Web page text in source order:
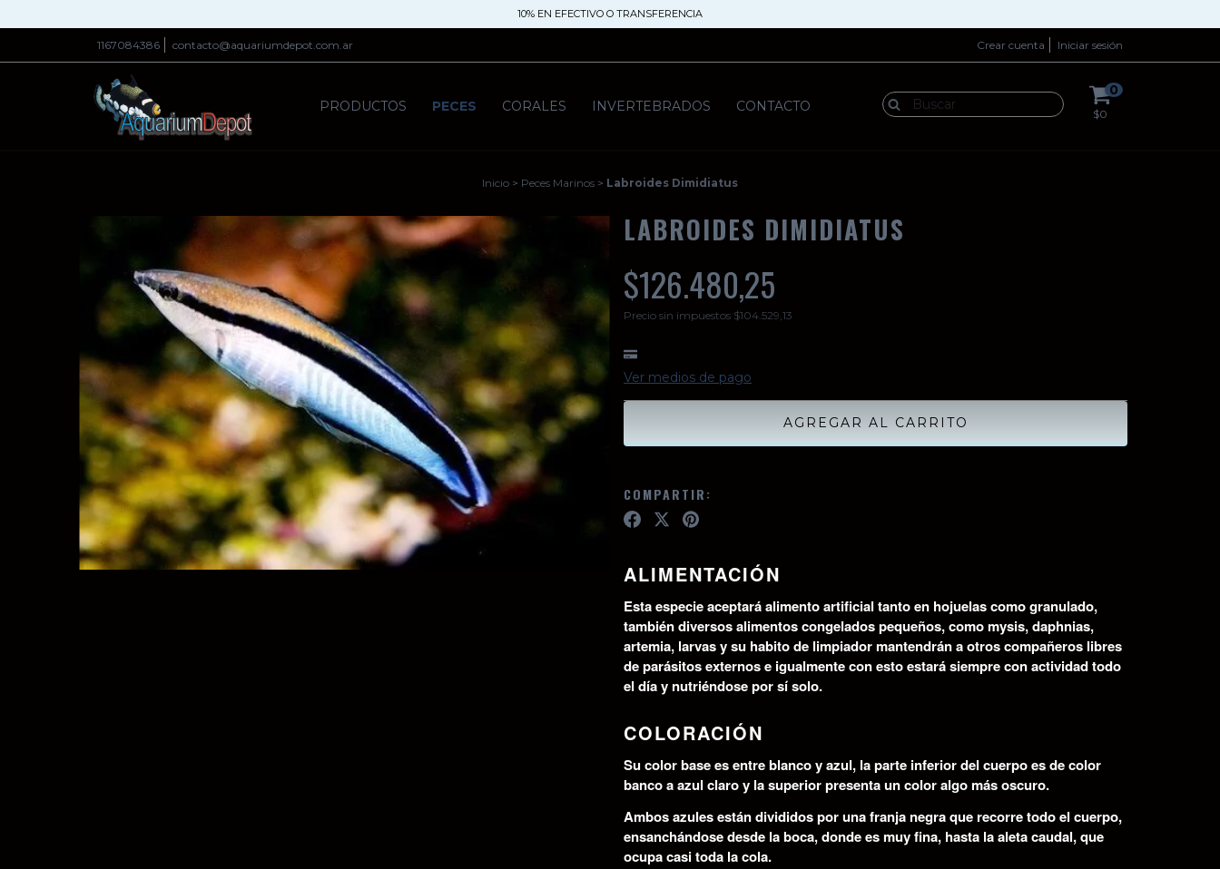
10% EN EFECTIVO O TRANSFERENCIA
1167084386 contacto@aquariumdepot.com.ar Crear cuenta Iniciar sesión
PRODUCTOS PECES CORALES INVERTEBRADOS CONTACTO
0
$0
Inicio > Peces Marinos > Labroides Dimidiatus
LABROIDES DIMIDIATUS
$126.480,25
Precio sin impuestos $104.529,13
Ver medios de pago
COMPARTIR:
ALIMENTACIÓN
Esta especie aceptará alimento artificial tanto en hojuelas como granulado,
también diversos alimentos congelados pequeños, como mysis, daphnias,
artemia, larvas y su habito de limpiador mantendrán a otros compañeros libres
de parásitos externos e igualmente con esto estará siempre con actividad todo
el día y nutriéndose por sí solo.
COLORACIÓN
Su color base es entre blanco y azul, la parte inferior del cuerpo es de color
banco a azul claro y la superior presenta un color algo más oscuro.
Ambos azules están divididos por una franja negra que recorre todo el cuerpo,
ensanchándose desde la boca, donde es muy fina, hasta la aleta caudal, que
ocupa casi toda la cola.